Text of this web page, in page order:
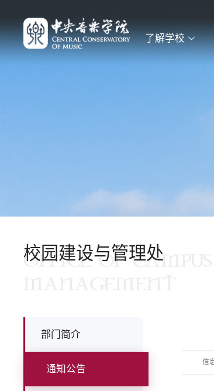
了解学校
校园建设与管理处
OFFICE OF
部门简介
通知公告
信